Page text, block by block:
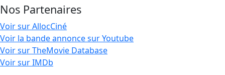
Nos Partenaires
Voir sur AllocCiné
Voir la bande annonce sur Youtube
Voir sur TheMovie Database
Voir sur IMDb